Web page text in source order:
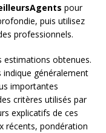
pour
puis utilisez
professionnels.
estimations obtenues.
généralement
importantes
critères utilisés par
explicatifs de ces
récents, pondération